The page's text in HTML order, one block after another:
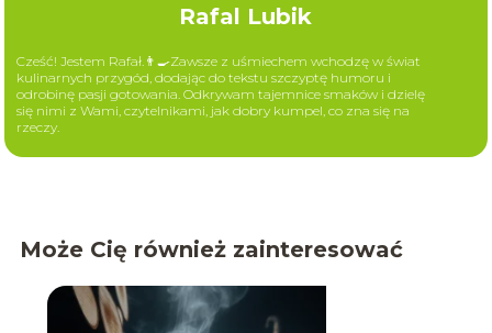
Rafal Lubik
Cześć! Jestem Rafał.👨‍🍳Zawsze z uśmiechem wchodzę w świat
kulinarnych przygód, dodając do tekstu szczyptę humoru i
odrobinę pasji gotowania. Odkrywam tajemnice smaków i dzielę
się nimi z Wami, czytelnikami, jak dobry kumpel, co zna się na
rzeczy.
Może Cię również zainteresować